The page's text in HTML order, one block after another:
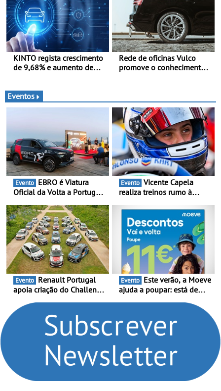
Automóvel Britânico, em
Londres
KINTO regista crescimento
de 9,68% e aumento de
Rede de oficinas Vulco
promove o conhecimento
Eventos
Evento
Oficial da Volta a Portugal
presença nacional ao lado
da mítica prova de ciclismo
e leva a sua gama SUV
multi-energia às estradas
de Portugal
Evento
realiza treinos rumo à
Portugal Karting e mira boa
estreia - O Campeonato
Portugal Karting 2026
decorre entre 1 de Março e
6 de Setembro
Evento
apoia criação do Challenge
compromisso com o
automobilismo nacional
continua em 2026
Evento
ajuda a poupar: está de
Volta” com descontos de